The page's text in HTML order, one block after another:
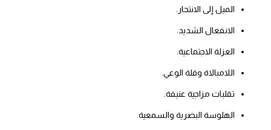
الميل إلى الانتحار.
الانفعال الشديد.
العزلة الاجتماعية.
اللامبالاة وقلة الوعي.
تقلبات مزاجية عنيفة.
الهلوسة البصرية والسمعية.